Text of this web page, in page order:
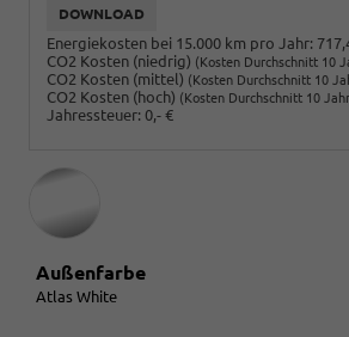
DOWNLOAD
Energiekosten bei 15.000 km pro Jahr:
CO2 Kosten (niedrig) (Kosten Durchschnitt 10
CO2 Kosten (mittel) (Kosten Durchschnitt 10
CO2 Kosten (hoch) (Kosten Durchschnitt 10
Jahressteuer: 0,- €
Außenfarbe
Atlas White